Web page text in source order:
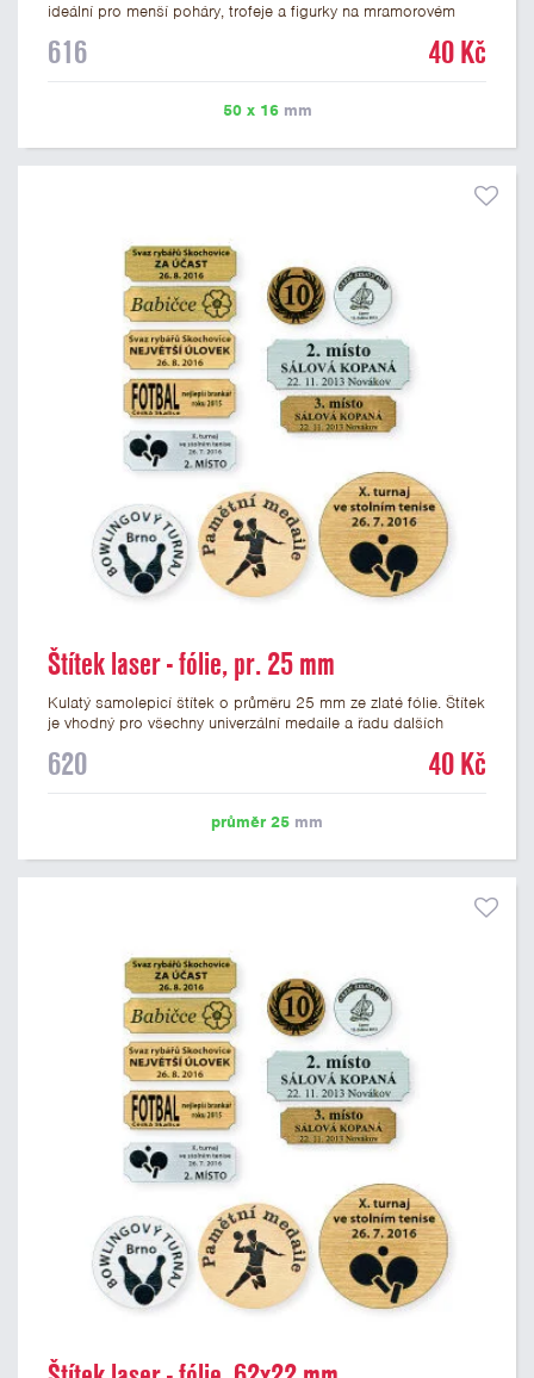
ideální pro menší poháry, trofeje a figurky na mramorovém
nebo text. U textu doporučujeme maximálně 3 řádky, aby byla
možné přiložit v prvním kroku objednávky.
616 40 Kč
50 x 16mm
Štítek laser - fólie, pr. 25 mm
Kulatý samolepicí štítek o průměru 25 mm ze zlaté fólie. Štítek
je vhodný pro všechny univerzální medaile a řadu dalších
štítek je možné laserem vypálit logo nebo text dle vašeho
620 40 Kč
průměr 25 mm